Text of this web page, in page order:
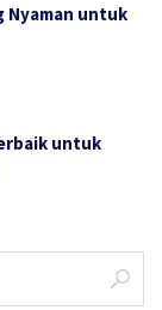
Nyaman untuk
untuk